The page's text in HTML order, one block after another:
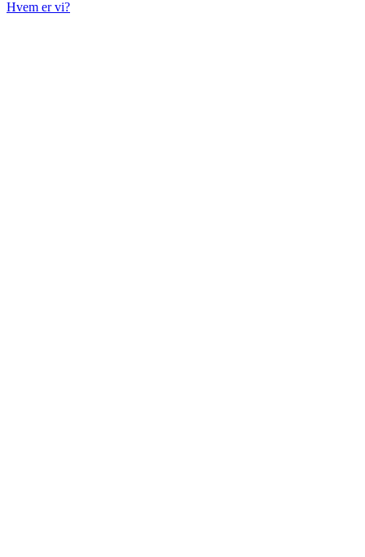
Hvem er vi?